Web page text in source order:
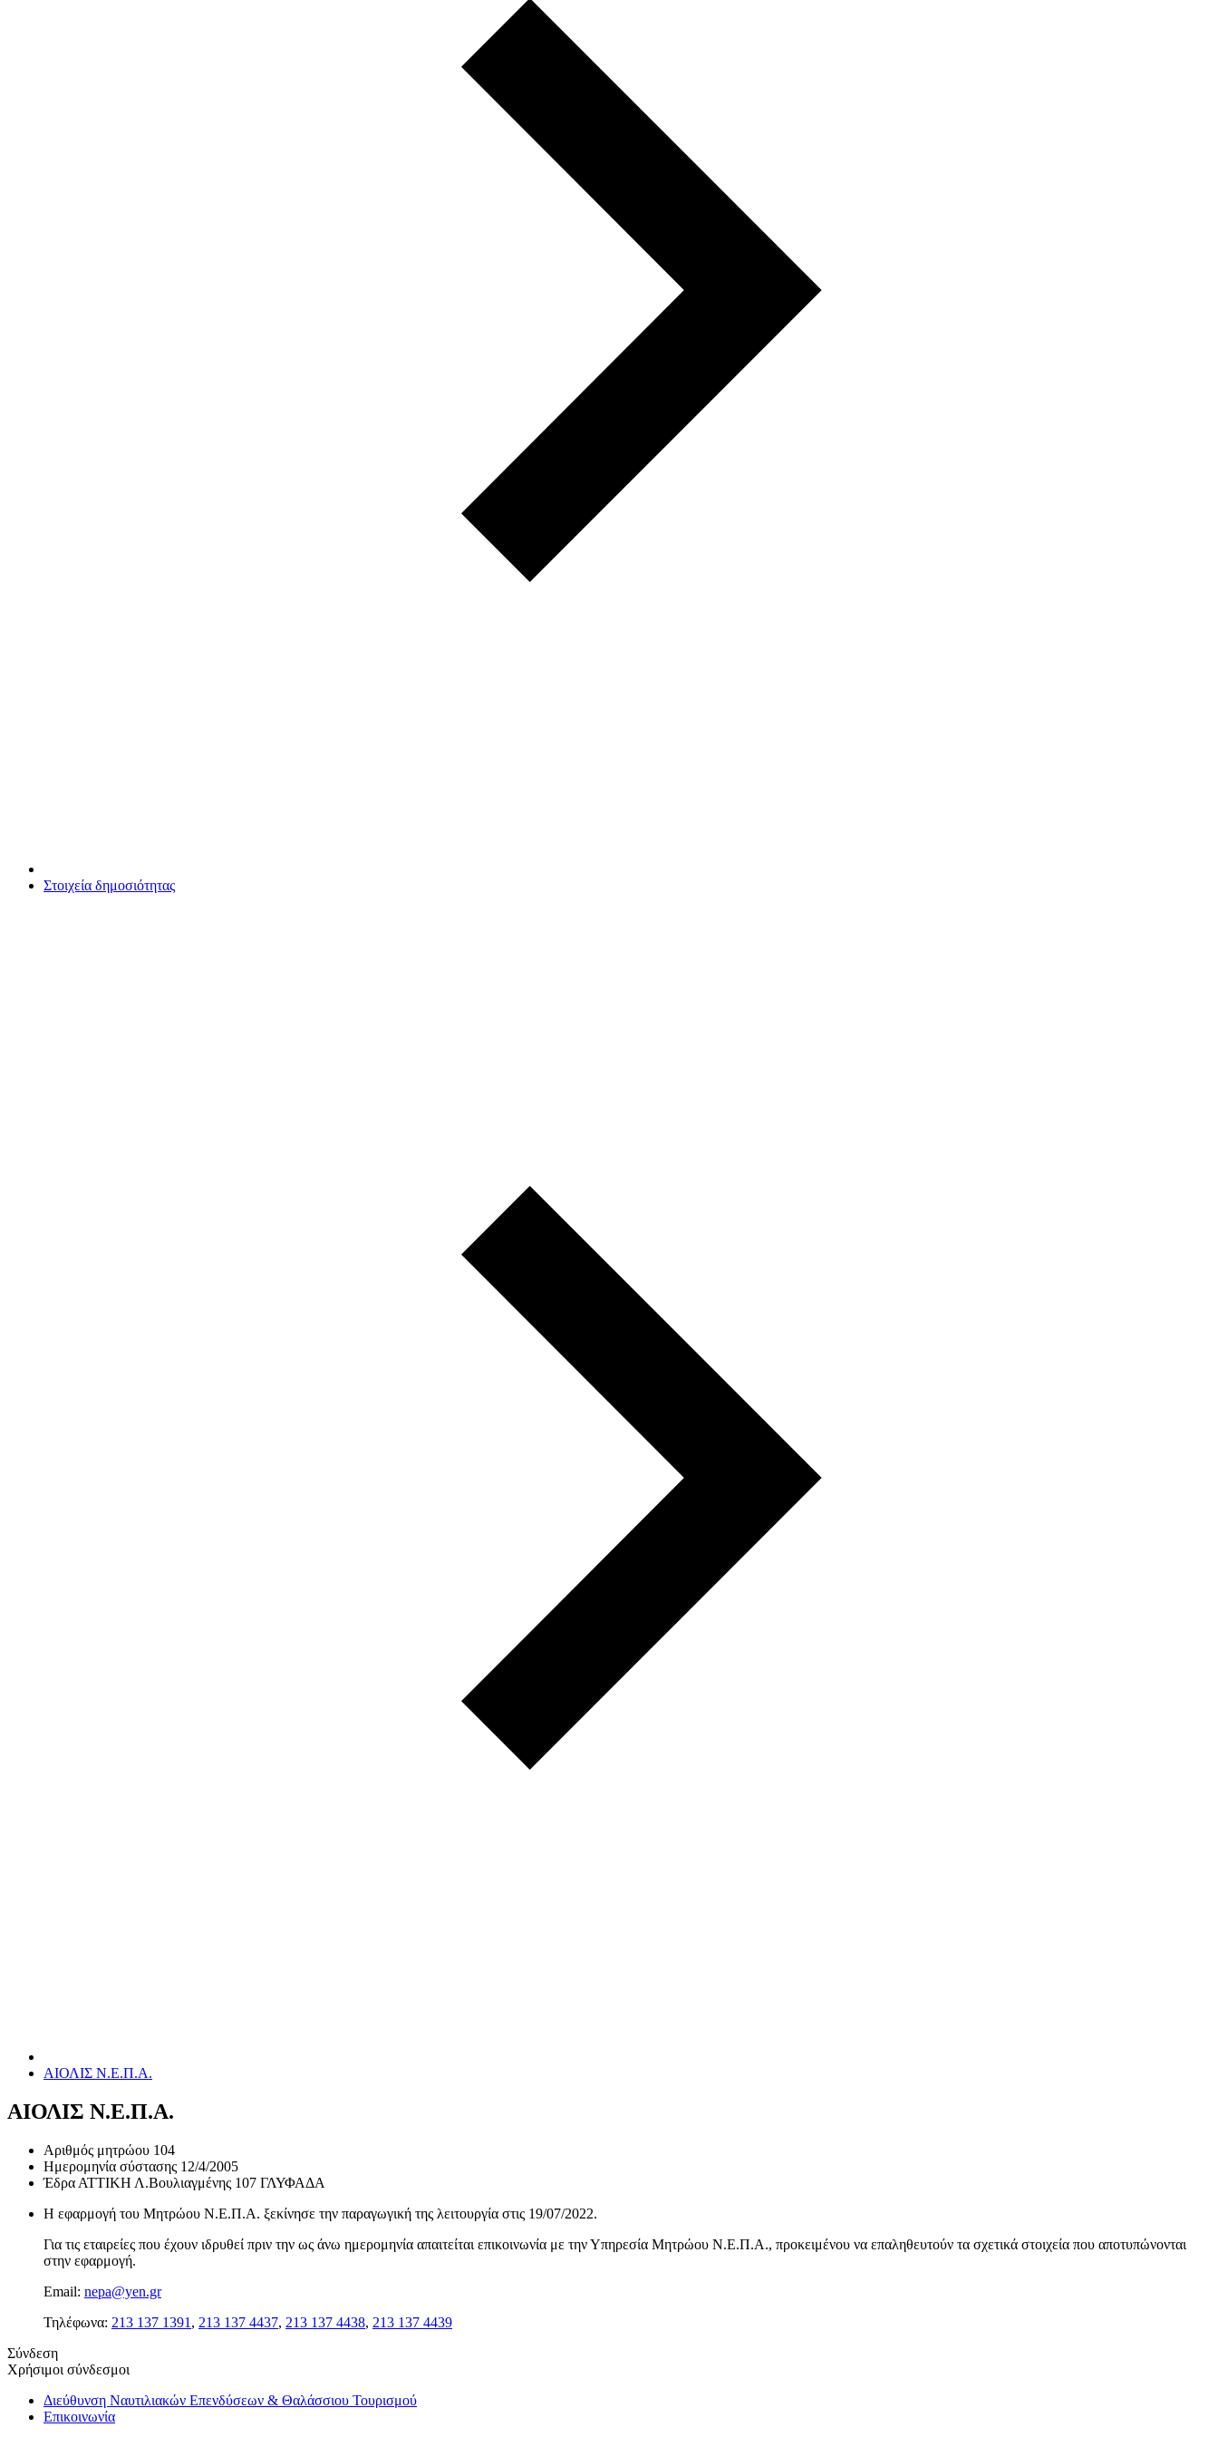
Στοιχεία δημοσιότητας
ΑΙΟΛΙΣ Ν.Ε.Π.Α.
ΑΙΟΛΙΣ Ν.Ε.Π.Α.
Αριθμός μητρώου 104
Ημερομηνία σύστασης 12/4/2005
Έδρα ΑΤΤΙΚΗ Λ.Βουλιαγμένης 107 ΓΛΥΦΑΔΑ
Η εφαρμογή του Μητρώου Ν.Ε.Π.Α. ξεκίνησε την παραγωγική της λειτουργία στις 19/07/2022.
Για τις εταιρείες που έχουν ιδρυθεί πριν την ως άνω ημερομηνία απαιτείται επικοινωνία με την Υπηρεσία Μητρώου Ν.Ε.Π.Α., προκειμένου να επαληθευτούν τα σχετικά στοιχεία που αποτυπώνονται
στην εφαρμογή.
Email: nepa@yen.gr
Τηλέφωνα: 213 137 1391 , 213 137 4437, 213 137 4438, 213 137 4439
Σύνδεση
Χρήσιμοι σύνδεσμοι
Διεύθυνση Ναυτιλιακών Επενδύσεων & Θαλάσσιου Τουρισμού
Επικοινωνία